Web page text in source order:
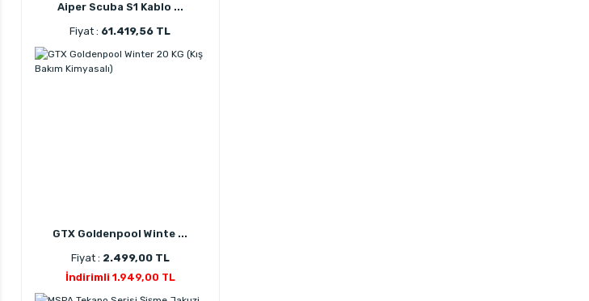
Aiper Scuba S1 Kablo ...
Fiyat : 61.419,56 TL
GTX Goldenpool Winte ...
Fiyat : 2.499,00 TL
İndirimli 1.949,00 TL